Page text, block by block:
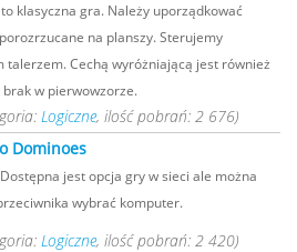
klasyczna gra. Należy uporządkować
na planszy. Sterujemy
talerzem. Cechą wyróżniającą jest również
w pierwowzorze.
Logiczne, ilość pobrań: 2 676)
Dominoes
jest opcja gry w sieci ale można
wybrać komputer.
Logiczne, ilość pobrań: 2 420)